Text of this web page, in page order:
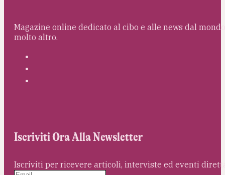
Magazine online dedicato al cibo e alle news dal
molto altro.
Iscriviti Ora Alla Newsletter
Iscriviti per ricevere articoli, interviste ed eventi